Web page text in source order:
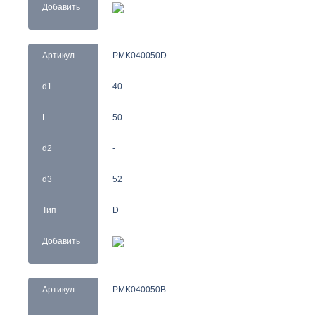
Добавить
Артикул
d1
L
d2
d3
Тип
Добавить
PMK040050D
40
50
-
52
D
Артикул PMK040050B